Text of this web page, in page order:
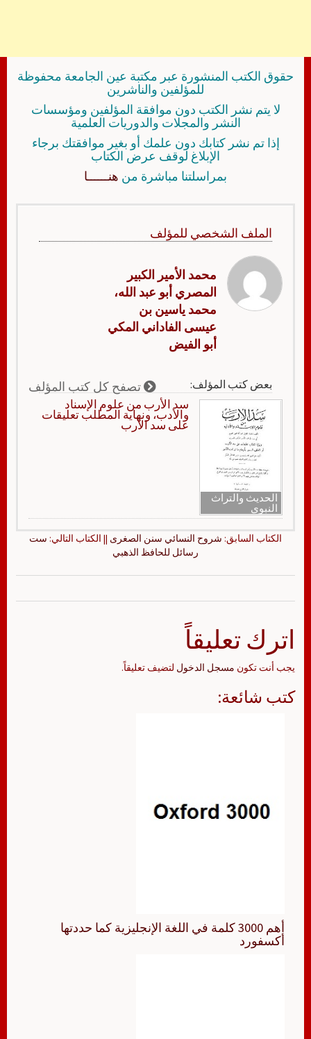
حقوق الكتب المنشورة عبر مكتبة عين الجامعة محفوظة
للمؤلفين والناشرين
لا يتم نشر الكتب دون موافقة المؤلفين ومؤسسات
النشر والمجلات والدوريات العلمية
إذا تم نشر كتابك دون علمك أو بغير موافقتك برجاء
الإبلاغ لوقف عرض الكتاب
بمراسلتنا مباشرة من هنــــــا
الملف الشخصي للمؤلف
محمد الأمير الكبير
المصري أبو عبد الله،
محمد ياسين بن
عيسى الفاداني المكي
أبو الفيض
بعض كتب المؤلف: تصفح كل كتب المؤلف
الحديث والتراث
النبوي
سد الأرب من علوم الإسناد
والأدب، ونهاية المطلب تعليقات
على سد الأرب
الكتاب السابق: شروح النسائي سنن الصغرى || الكتاب التالي: ست
رسائل للحافظ الذهبي
اترك تعليقاً
يجب أنت تكون مسجل الدخول لتضيف تعليقاً.
كتب شائعة:
أهم 3000 كلمة في اللغة الإنجليزية كما حددتها
أكسفورد